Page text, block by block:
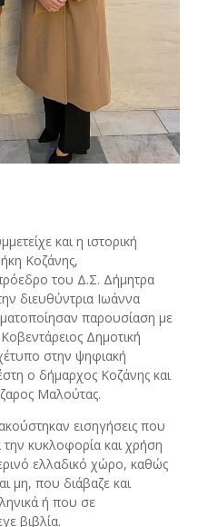
και η ιστορική
Κοζάνης,
του Δ.Σ. Δήμητρα
διευθύντρια Ιωάννα
παρουσίαση με
Δημοτική
στην ψηφιακή
ο δήμαρχος Κοζάνης και
Μαλούτας.
εισηγήσεις που
την κυκλοφορία και χρήση
ελλαδικό χώρο, καθώς
μη, που διάβαζε και
ή που σε
βιβλία.